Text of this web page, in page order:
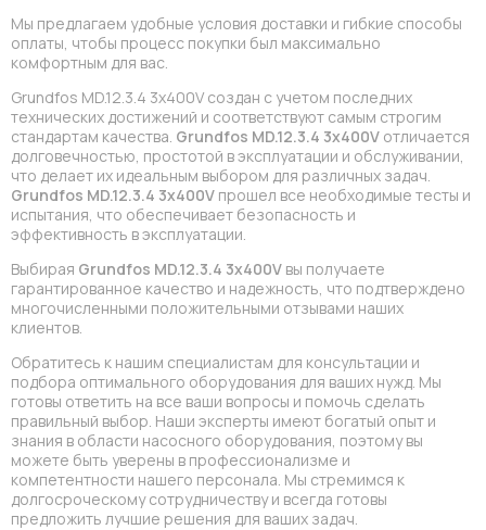
Мы предлагаем удобные условия доставки и гибкие способы
оплаты, чтобы процесс покупки был максимально
комфортным для вас.
Grundfos MD.12.3.4 3x400V создан с учетом последних
технических достижений и соответствуют самым строгим
стандартам качества. Grundfos MD.12.3.4 3x400V отличается
долговечностью, простотой в эксплуатации и обслуживании,
что делает их идеальным выбором для различных задач.
Grundfos MD.12.3.4 3x400V прошел все необходимые тесты и
испытания, что обеспечивает безопасность и
эффективность в эксплуатации.
Выбирая Grundfos MD.12.3.4 3x400V вы получаете
гарантированное качество и надежность, что подтверждено
многочисленными положительными отзывами наших
клиентов.
Обратитесь к нашим специалистам для консультации и
подбора оптимального оборудования для ваших нужд. Мы
готовы ответить на все ваши вопросы и помочь сделать
правильный выбор. Наши эксперты имеют богатый опыт и
знания в области насосного оборудования, поэтому вы
можете быть уверены в профессионализме и
компетентности нашего персонала. Мы стремимся к
долгосроческому сотрудничеству и всегда готовы
предложить лучшие решения для ваших задач.